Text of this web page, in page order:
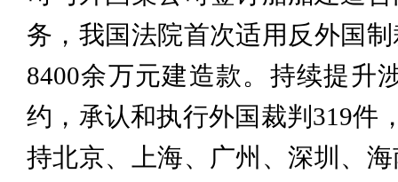
务，我国法院首次适用反外国
8400余万元建造款。持续提升
约，承认和执行外国裁判319件
持北京、上海、广州、深圳、